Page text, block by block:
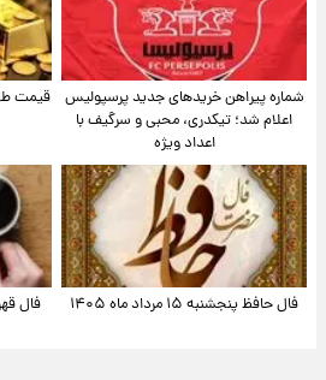
شماره پیراهن خریدهای جدید پرسپولیس
اعلام شد؛ تیکدری، محبی و سرگیف با
اعداد ویژه
فال حافظ پنجشنبه ۱۵ مرداد ماه ۱۴۰۵